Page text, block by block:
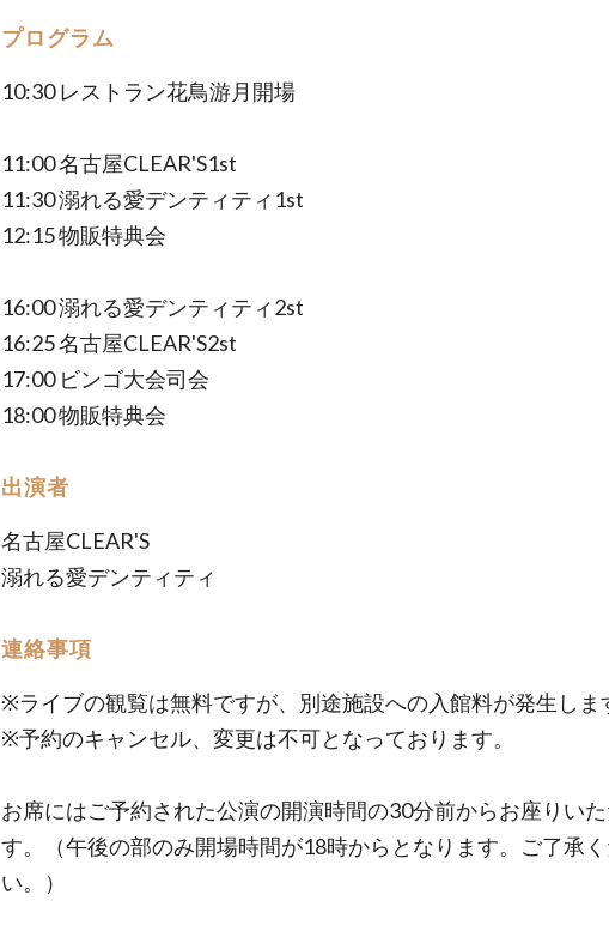
プログラム
10:30 レストラン花鳥游月開場
11:00 名古屋CLEAR'S1st
11:30 溺れる愛デンティティ1st
12:15 物販特典会
16:00 溺れる愛デンティティ2st
16:25 名古屋CLEAR'S2st
17:00 ビンゴ大会司会
18:00 物販特典会
出演者
名古屋CLEAR'S
溺れる愛デンティティ
連絡事項
※ライブの観覧は無料ですが、別途施設への入館料が発生しま
※予約のキャンセル、変更は不可となっております。
お席にはご予約された公演の開演時間の30分前からお座りい
す。（午後の部のみ開場時間が18時からとなります。ご了承
い。）